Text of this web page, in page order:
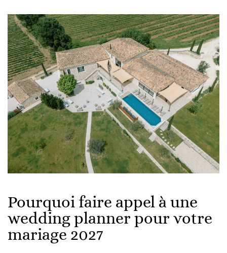
Pourquoi faire appel à une
wedding planner pour votre
mariage 2027